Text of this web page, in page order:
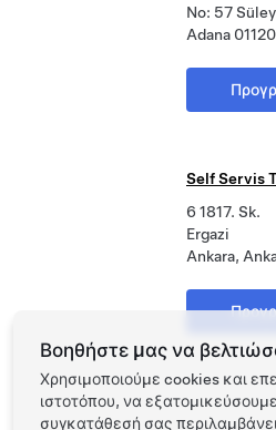
No: 57
Adana 01120
Self Servis
6 1817. Sk.
Ergazi
Ankara,
Βοηθήστε μας να
Χρησιμοποιούμε cookies και
ιστοτόπου, να
συγκατάθεσή σας